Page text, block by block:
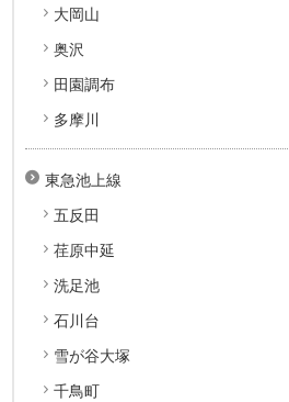
大岡山
奥沢
田園調布
多摩川
東急池上線
五反田
荏原中延
洗足池
石川台
雪が谷大塚
千鳥町